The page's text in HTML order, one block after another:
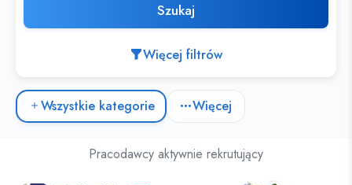
Szukaj
Więcej filtrów
Wszystkie kategorie
Więcej
Oferty pracy dla osób z niepełnosprawnościami
Pracodawcy aktywnie rekrutujący